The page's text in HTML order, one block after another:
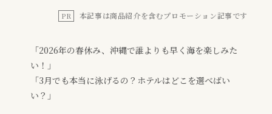
PR 本記事は商品紹介を含むプロモーション記事です
「2026年の春休み、沖縄で誰よりも早く海を楽しみた
い！」
「3月でも本当に泳げるの？ホテルはどこを選べばい
い？」